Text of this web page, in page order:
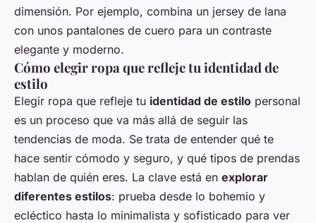
dimensión. Por ejemplo, combina un jersey de lana
con unos pantalones de cuero para un contraste
elegante y moderno.
Cómo elegir ropa que refleje tu identidad de
estilo
Elegir ropa que refleje tu identidad de estilo personal
es un proceso que va más allá de seguir las
tendencias de moda. Se trata de entender qué te
hace sentir cómodo y seguro, y qué tipos de prendas
hablan de quién eres. La clave está en explorar
diferentes estilos: prueba desde lo bohemio y
ecléctico hasta lo minimalista y sofisticado para ver